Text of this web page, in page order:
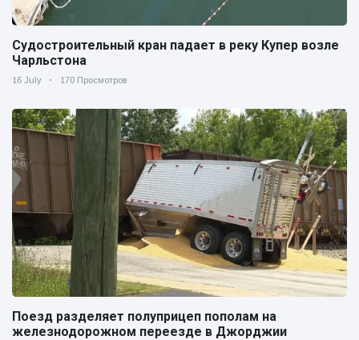
Судостроительный кран падает в реку Купер возле
Чарльстона
16 July 170 Просмотров
Поезд разделяет полуприцеп пополам на
железнодорожном переезде в Джорджии